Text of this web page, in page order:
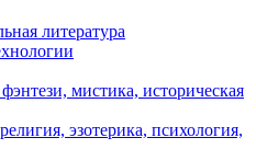
литература
мистика, историческая
эзотерика, психология,